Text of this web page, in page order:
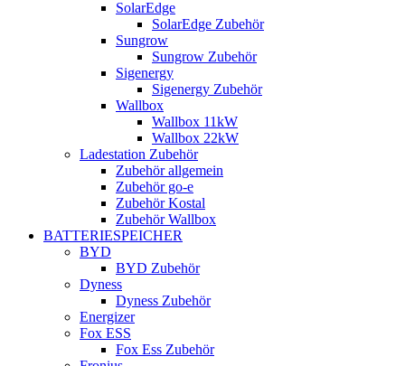
SolarEdge
SolarEdge Zubehör
Sungrow
Sungrow Zubehör
Sigenergy
Sigenergy Zubehör
Wallbox
Wallbox 11kW
Wallbox 22kW
Ladestation Zubehör
Zubehör allgemein
Zubehör go-e
Zubehör Kostal
Zubehör Wallbox
BATTERIESPEICHER
BYD
BYD Zubehör
Dyness
Dyness Zubehör
Energizer
Fox ESS
Fox Ess Zubehör